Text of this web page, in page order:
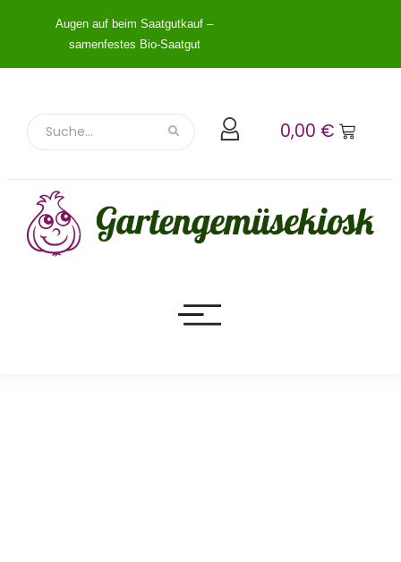
Augen auf beim Saatgutkauf –
samenfestes Bio-Saatgut
0,00 €